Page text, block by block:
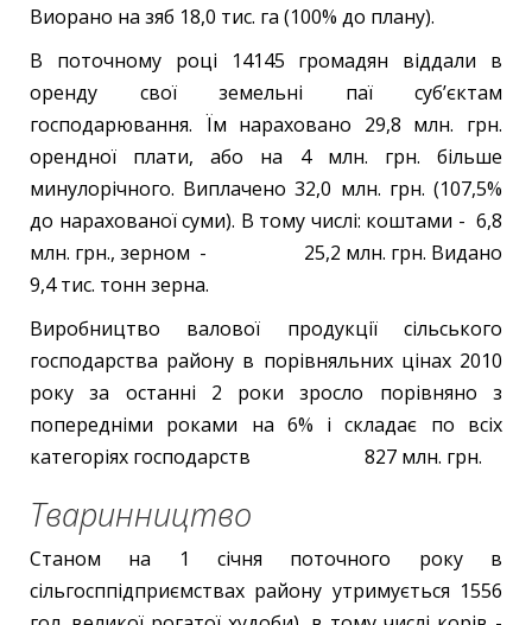
Виорано на зяб 18,0 тис. га (100% до плану).
В поточному році 14145 громадян віддали в
оренду свої земельні паї суб’єктам
господарювання. Їм нараховано 29,8 млн. грн.
орендної плати, або на 4 млн. грн. більше
минулорічного. Виплачено 32,0 млн. грн. (107,5%
до нарахованої суми). В тому числі: коштами - 6,8
млн. грн., зерном - 25,2 млн. грн. Видано
9,4 тис. тонн зерна.
Виробництво валової продукції сільського
господарства району в порівняльних цінах 2010
року за останні 2 роки зросло порівняно з
попередніми роками на 6% і складає по всіх
категоріях господарств 827 млн. грн.
Тваринництво
Станом на 1 січня поточного року в
сільгосппідприємствах району утримується 1556